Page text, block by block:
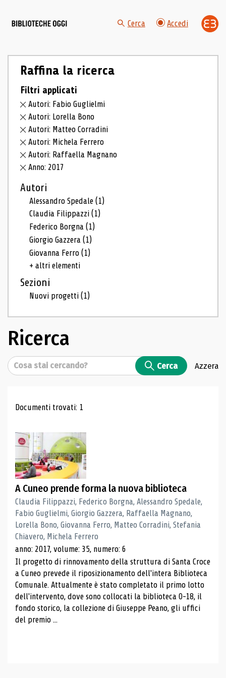
Cerca Accedi
Raffina la ricerca
Filtri applicati
Autori: Fabio Guglielmi
Autori: Lorella Bono
Autori: Matteo Corradini
Autori: Michela Ferrero
Autori: Raffaella Magnano
Anno: 2017
Autori
Alessandro Spedale(1)
Claudia Filippazzi(1)
Federico Borgna(1)
Giorgio Gazzera(1)
Giovanna Ferro(1)
+ altri elementi
Sezioni
Nuovi progetti(1)
Ricerca
Cerca Cerca Azzera
Risultati di ricerca
Documenti trovati: 1
A Cuneo prende forma la nuova biblioteca
Claudia Filippazzi, Federico Borgna, Alessandro Spedale,
Fabio Guglielmi, Giorgio Gazzera, Raffaella Magnano,
Lorella Bono, Giovanna Ferro, Matteo Corradini, Stefania
Chiavero, Michela Ferrero
anno: 2017, volume: 35, numero: 6
Il progetto di rinnovamento della struttura di Santa Croce
a Cuneo prevede il riposizionamento dell'intera Biblioteca
Comunale. Attualmente è stato completato il primo lotto
dell'intervento, dove sono collocati la biblioteca 0-18, il
fondo storico, la collezione di Giuseppe Peano, gli uffici
del premio ...